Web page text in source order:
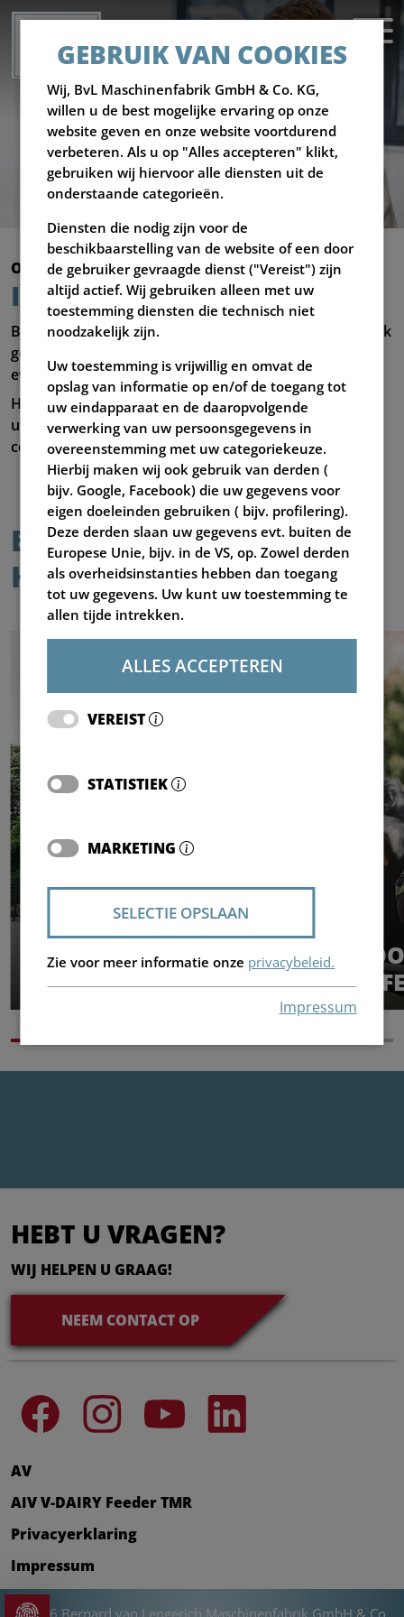
Onze innovaties
IN EEN OOGOPSLAG
Blijf altijd op de hoogte van BvL Maschinenfabrik. Maak
gebruik van onze persberichten en informatie over
evenementen.
Hebt u meer informatie of beeldmateriaal nodig voor
uw perswerk? Neem dan contact op met onze
contactpersonen van de afdeling Marketing.
BLIJF ALTIJD OP DE
HOOGTE
VIDEO'S VAN
MACHINES
HEBT U VRAGEN?
WIJ HELPEN U GRAAG!
NEEM CONTACT OP
AV
AIV V-DAIRY Feeder TMR
Privacyerklaring
Impressum
© 2026 Bernard van Lengerich Maschinenfabrik GmbH & Co.
GEBRUIK VAN COOKIES
Wij, BvL Maschinenfabrik GmbH & Co. KG,
willen u de best mogelijke ervaring op onze
website geven en onze website voortdurend
verbeteren. Als u op "Alles accepteren" klikt,
gebruiken wij hiervoor alle diensten uit de
onderstaande categorieën.
Diensten die nodig zijn voor de
beschikbaarstelling van de website of een door
de gebruiker gevraagde dienst ("Vereist") zijn
altijd actief. Wij gebruiken alleen met uw
toestemming diensten die technisch niet
noodzakelijk zijn.
Uw toestemming is vrijwillig en omvat de
opslag van informatie op en/of de toegang tot
uw eindapparaat en de daaropvolgende
verwerking van uw persoonsgegevens in
overeenstemming met uw categoriekeuze.
Hierbij maken wij ook gebruik van derden (
bijv. Google, Facebook) die uw gegevens voor
eigen doeleinden gebruiken ( bijv. profilering).
Deze derden slaan uw gegevens evt. buiten de
Europese Unie, bijv. in de VS, op. Zowel derden
als overheidsinstanties hebben dan toegang
tot uw gegevens. Uw kunt uw toestemming te
allen tijde intrekken.
ALLES ACCEPTEREN
VEREIST
STATISTIEK
MARKETING
SELECTIE OPSLAAN
Zie voor meer informatie onze privacybeleid.
Impressum